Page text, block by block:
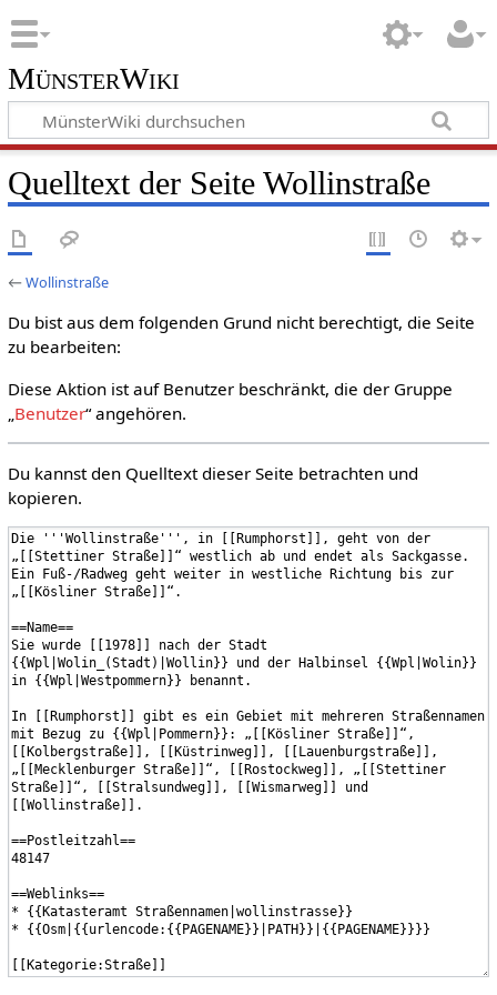
MünsterWiki
Quelltext der Seite Wollinstraße
←Wollinstraße
Du bist aus dem folgenden Grund nicht berechtigt, die Seite
zu bearbeiten:
Diese Aktion ist auf Benutzer beschränkt, die der Gruppe
Benutzer“ angehören.
Du kannst den Quelltext dieser Seite betrachten und
kopieren.